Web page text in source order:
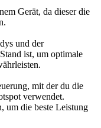
Gerät, da dieser die
und der
ist, um optimale
mit der du die
verwendet.
um die beste Leistung